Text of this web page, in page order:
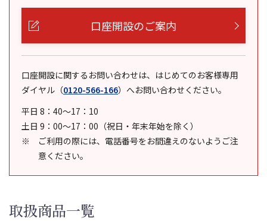
口座開設のご案内
口座開設に関するお問い合わせは、はじめてのお客様専用
ダイヤル （0120-566-166） へお問い合わせください。
平日 8：40～17：10
土日 9：00～17：00（祝日・年末年始を除く）
ご利用の際には、電話番号をお間違えのないようご注
意ください。
取扱商品一覧